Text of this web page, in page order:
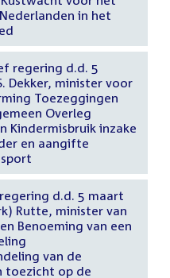
in het
regering d.d. 5
Dekker, minister voor
Toezeggingen
Overleg
Kindermisbruik inzake
en aangifte
d.d. 5 maart
Rutte, minister van
Benoeming van een
van de
toezicht op de